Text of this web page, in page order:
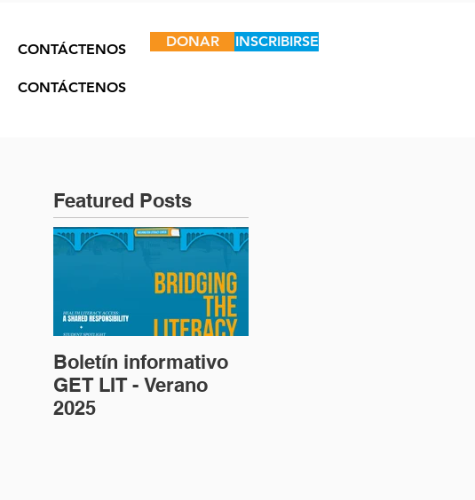
CONTÁCTENOS
CONTÁCTENOS
DONAR INSCRIBIRSE
Featured Posts
Boletín informativo
GET LIT - Verano
2025